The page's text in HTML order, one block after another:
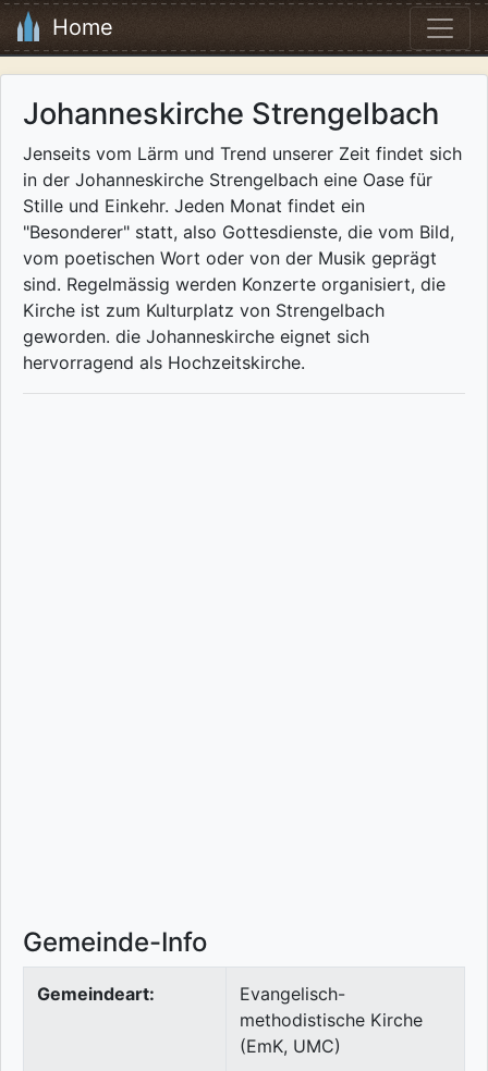
Home
Johanneskirche Strengelbach
Jenseits vom Lärm und Trend unserer Zeit findet sich
in der Johanneskirche Strengelbach eine Oase für
Stille und Einkehr. Jeden Monat findet ein
"Besonderer" statt, also Gottesdienste, die vom Bild,
vom poetischen Wort oder von der Musik geprägt
sind. Regelmässig werden Konzerte organisiert, die
Kirche ist zum Kulturplatz von Strengelbach
geworden. die Johanneskirche eignet sich
hervorragend als Hochzeitskirche.
Gemeinde-Info
Gemeindeart:
Evangelisch-
methodistische Kirche
(EmK, UMC)